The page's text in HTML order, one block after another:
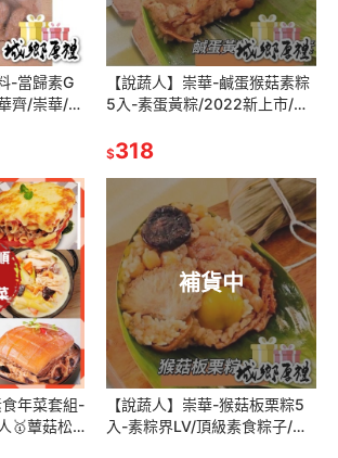
-當歸素G
齊/崇華/素
【說蔬人】崇華-鹹蛋猴菇素粽
5入-素蛋黃粽/2022新上市/素
蛋黃粽/北部粽/鹹蛋粽
$318
食年菜套組-
🥇蕈菇松
補貨中
【說蔬人】崇華-猴菇板栗粽5
入-素粽界LV/頂級素食粽子/素